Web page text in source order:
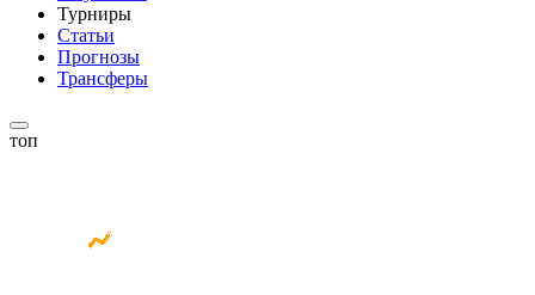
Турниры
Статьи
Прогнозы
Трансферы
топ